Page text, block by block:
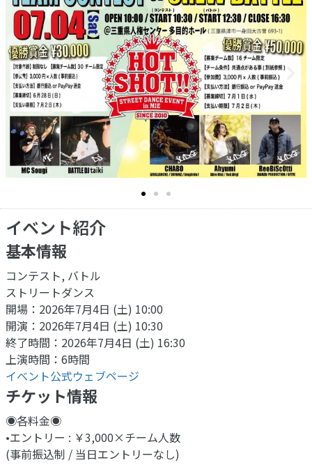
イベント紹介
基本情報
コンテスト, バトル
ストリートダンス
開場：2026年7月4日 (土) 10:00
開演：2026年7月4日 (土) 10:30
終了時間：2026年7月4日 (土) 16:30
上演時間：6時間
イベント公式ウェブページ
チケット情報
◉各料金◉
•エントリー : ￥3,000×チーム人数
(事前振込制 / 当日エントリーなし)